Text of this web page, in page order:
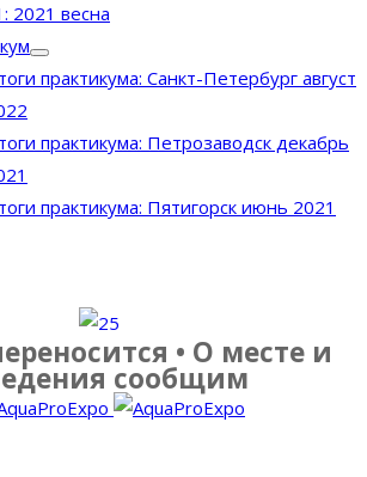
2021 весна
практикума: Санкт-Петербург август
практикума: Петрозаводск декабрь
практикума: Пятигорск июнь 2021
• О месте и
сообщим